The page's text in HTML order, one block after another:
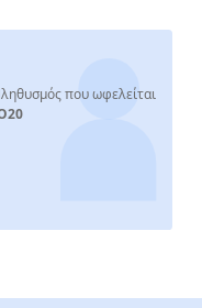
που ωφελείται